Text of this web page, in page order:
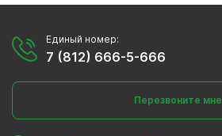
Единый номер:
7 (812) 666-5-666
Перезвоните мне